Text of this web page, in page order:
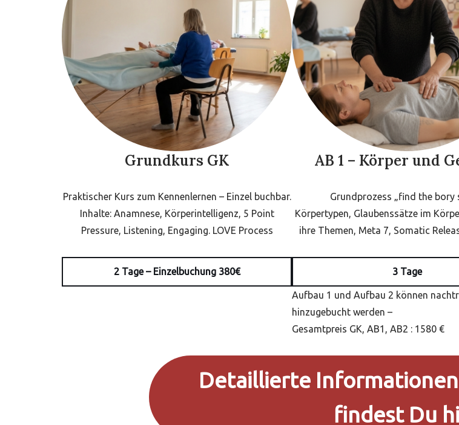
Grundkurs GK
Praktischer Kurs zum Kennenlernen – Einzel buchbar.
Inhalte: Anamnese, Körperintelligenz, 5 Point
Pressure, Listening, Engaging. LOVE Process
2 Tage – Einzelbuchung 380€
AB 1 – Körper und
Grundprozess „find the bory
Körpertypen, Glaubenssätze im
ihre Themen, Meta 7, Somatic
3 Tage
Aufbau 1 und Aufbau 2 können
hinzugebucht werden –
Gesamtpreis GK, AB1, AB2 : 1580 €
Detaillierte
findest Du